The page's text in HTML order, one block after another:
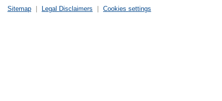
Sitemap Legal Disclaimers Cookies settings